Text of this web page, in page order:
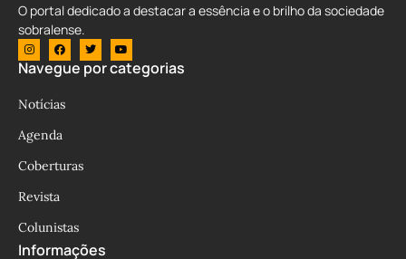
O portal dedicado a destacar a essência e o brilho da sociedade
sobralense.
Navegue por categorias
Notícias
Agenda
Coberturas
Revista
Colunistas
Informações